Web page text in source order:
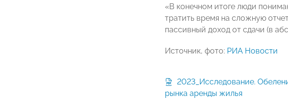
«В конечном итоге люди
тратить время на сложную
пассивный доход от сдачи (в
Источник, фото: РИА Новости
рынка аренды жилья